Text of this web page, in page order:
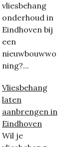
vliesbehang
onderhoud in
Eindhoven bij
een
nieuwbouwwo
ning?...
Vliesbehang
laten
aanbrengen in
Eindhoven
Wil je